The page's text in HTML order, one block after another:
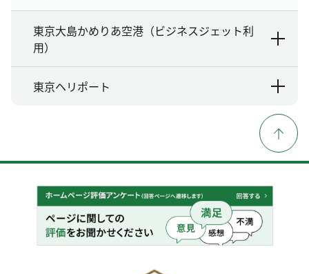
東京大島かめりあ空港（ビジネスジェット利
用）
東京ヘリポート